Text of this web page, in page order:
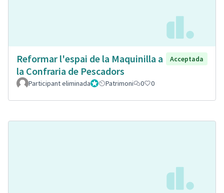
Reformar l'espai de la Maquinilla a
la Confraria de Pescadors
Acceptada
Participant eliminadaAdministrador
Patrimoni 0 0